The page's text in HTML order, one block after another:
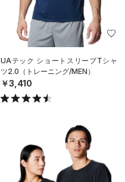
UAテック ショートスリーブTシャ
ツ2.0（トレーニング/MEN）
￥3,410